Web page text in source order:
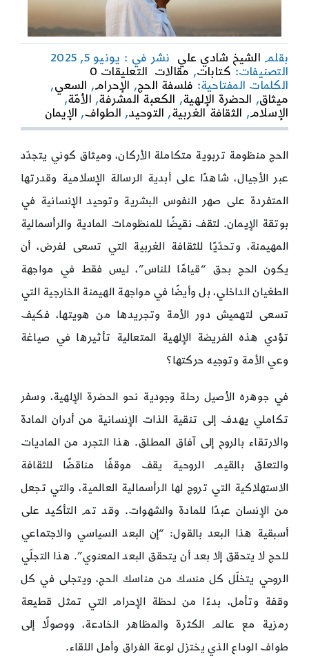
بقلم الشيخ شادي علي
نشر في : يونيو 5, 2025
التصنيفات: كتابات, مقالات التعليقات 0
الحج
مدرسة
الثورة
والتوحيد
الكلمات المفتاحية: فلسفة الحج, الإحرام, السعي,
ميثاق, الحضرة الإلهية, الكعبة المشرفة, الأمّة,
الإسلام, الثقافة الغربية, التوحيد, الطواف, الإيمان
الحج منظومة تربوية متكاملة الأركان، وميثاق كوني يتجدّد
عبر الأجيال، شاهدًا على أبدية الرسالة الإسلامية وقدرتها
المتفردة على صهر النفوس البشرية وتوحيد الإنسانية في
بوتقة الإيمان. لتقف نقيضًا للمنظومات المادية والرأسمالية
المهيمنة، وتحدّيًا للثقافة الغربية التي تسعى لفرض، أن
يكون الحج بحق “قيامًا للناس”، ليس فقط في مواجهة
الطغيان الداخلي، بل وأيضًا في مواجهة الهيمنة الخارجية التي
تسعى لتهميش دور الأمة وتجريدها من هويتها، فكيف
تؤدي هذه الفريضة الإلهية المتعالية تأثيرها في صياغة
وعي الأمة وتوجيه حركتها؟
في جوهره الأصيل رحلة وجودية نحو الحضرة الإلهية، وسفر
تكاملي يهدف إلى تنقية الذات الإنسانية من أدران المادة
والارتقاء بالروح إلى آفاق المطلق. هذا التجرد من الماديات
والتعلق بالقيم الروحية يقف موقفًا مناقضًا للثقافة
الاستهلاكية التي تروج لها الرأسمالية العالمية، والتي تجعل
من الإنسان عبدًا للمادة والشهوات. وقد تم التأكيد على
أسبقية هذا البعد بالقول: “إن البعد السياسي والاجتماعي
للحج لا يتحقق إلا بعد أن يتحقق البعد المعنوي”. هذا التجلّي
الروحي يتخلّل كل منسك من مناسك الحج، ويتجلى في كل
وقفة وتأمل، بدءًا من لحظة الإحرام التي تمثل قطيعة
رمزية مع عالم الكثرة والمظاهر الخادعة، ووصولًا إلى
طواف الوداع الذي يختزل لوعة الفراق وأمل اللقاء.